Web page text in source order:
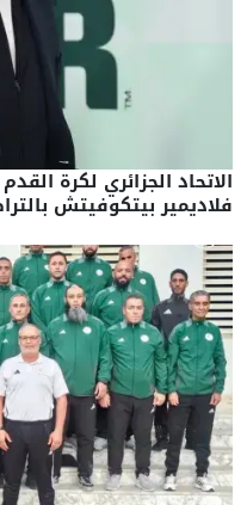
الاتحاد الجزائري لكرة
فلاديمير بيتكوفيتش